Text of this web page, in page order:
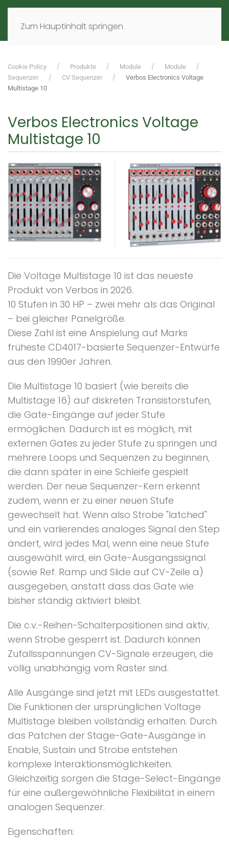
Zum Hauptinhalt springen
EN
Cookie Policy Produkte Module
Module
Sequenzer
CV Sequenzer
Verbos Electronics Voltage
Multistage 10
Verbos Electronics Voltage
Multistage 10
Die Voltage Multistage 10 ist das neueste
Produkt von Verbos in 2026.
10 Stufen in 30 HP – zwei mehr als das Original
– bei gleicher Panelgröße.
Diese Zahl ist eine Anspielung auf Marks
früheste CD4017-basierte Sequenzer-Entwürfe
aus den 1990er Jahren.
Die Multistage 10 basiert (wie bereits die
Multistage 16) auf diskreten Transistorstufen,
die Gate-Eingänge auf jeder Stufe
ermöglichen. Dadurch ist es möglich, mit
externen Gates zu jeder Stufe zu springen und
mehrere Loops und Sequenzen zu beginnen,
die dann später in eine Schleife gespielt
werden. Der neue Sequenzer-Kern erkennt
zudem, wenn er zu einer neuen Stufe
gewechselt hat. Wenn also Strobe "latched"
und ein variierendes analoges Signal den Step
ändert, wird jedes Mal, wenn eine neue Stufe
ausgewählt wird, ein Gate-Ausgangssignal
(sowie Ref. Ramp und Slide auf CV-Zeile a)
ausgegeben, anstatt dass das Gate wie
bisher ständig aktiviert bleibt.
Die c.v.-Reihen-Schalterpositionen sind aktiv,
wenn Strobe gesperrt ist. Dadurch können
Zufallsspannungen CV-Signale erzeugen, die
völlig unabhängig vom Raster sind.
Alle Ausgänge sind jetzt mit LEDs ausgestattet.
Die Funktionen der ursprünglichen Voltage
Multistage bleiben vollständig erhalten. Durch
das Patchen der Stage-Gate-Ausgänge in
Enable, Sustain und Strobe entstehen
komplexe Interaktionsmöglichkeiten.
Gleichzeitig sorgen die Stage-Select-Eingänge
für eine außergewöhnliche Flexibilität in einem
analogen Sequenzer.
Eigenschaften: